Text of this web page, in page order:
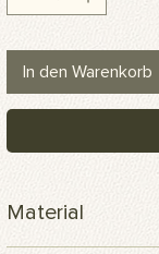
In den Warenkorb
Material